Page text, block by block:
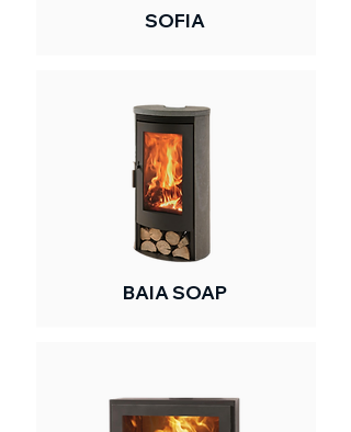
SOFIA
BAIA SOAP